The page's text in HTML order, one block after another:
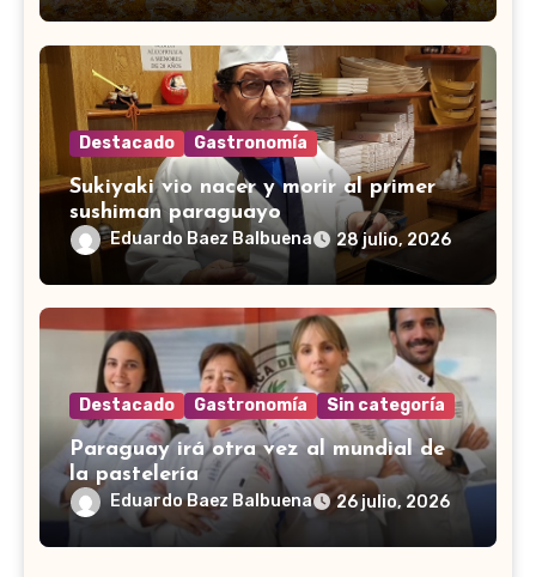
Destacado Gastronomía
Sukiyaki vio nacer y morir al primer
sushiman paraguayo
Eduardo Baez Balbuena 28 julio, 2026
Destacado Gastronomía Sin categoría
Paraguay irá otra vez al mundial de
la pastelería
Eduardo Baez Balbuena 26 julio, 2026